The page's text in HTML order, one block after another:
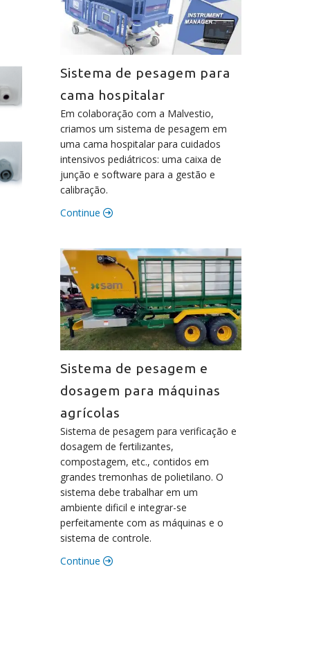
Sistema de pesagem para
cama hospitalar
Em colaboração com a Malvestio,
criamos um sistema de pesagem em
uma cama hospitalar para cuidados
intensivos pediátricos: uma caixa de
junção e software para a gestão e
calibração.
Continue
Sistema de pesagem e
dosagem para máquinas
agrícolas
Sistema de pesagem para verificação e
dosagem de fertilizantes,
compostagem, etc., contidos em
grandes tremonhas de polietilano. O
sistema debe trabalhar em um
ambiente dificil e integrar-se
perfeitamente com as máquinas e o
sistema de controle.
Continue